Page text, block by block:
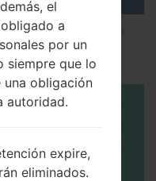
en el teléfono
LG UP?
el
a
por un
siempre que lo
una obligación
autoridad.
expire,
eliminados.